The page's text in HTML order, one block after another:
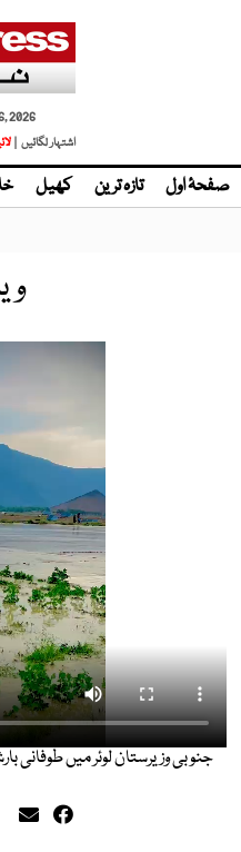
2026
اشتہار لگائیں |
صفحۂ اول تازہ ترین کھیل
جنوبی وزیرستان لوئر میں طوفانی